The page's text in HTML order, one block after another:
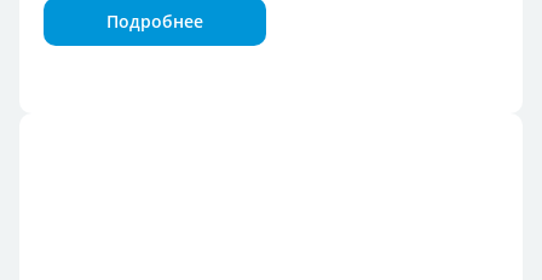
Подробнее